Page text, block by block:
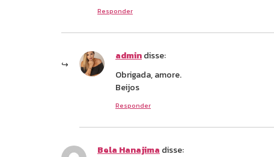
Responder
admindisse:
Obrigada, amore.
Beijos
Responder
Bela Hanajima disse: